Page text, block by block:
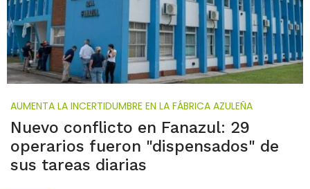
AUMENTA LA INCERTIDUMBRE EN LA FÁBRICA AZULEÑA
Nuevo conflicto en Fanazul: 29
operarios fueron "dispensados" de
sus tareas diarias